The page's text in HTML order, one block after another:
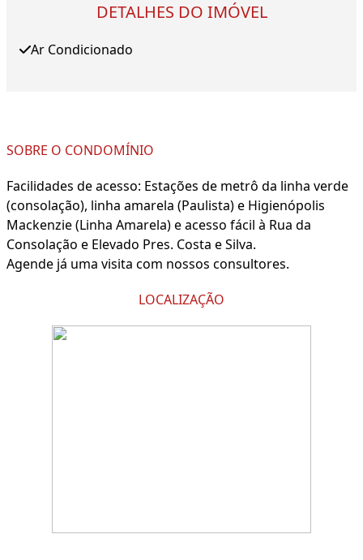
DETALHES DO IMÓVEL
Ar Condicionado
SOBRE O CONDOMÍNIO
Facilidades de acesso: Estações de metrô da linha verde
(consolação), linha amarela (Paulista) e Higienópolis
Mackenzie (Linha Amarela) e acesso fácil à Rua da
Consolação e Elevado Pres. Costa e Silva.
Agende já uma visita com nossos consultores.
LOCALIZAÇÃO